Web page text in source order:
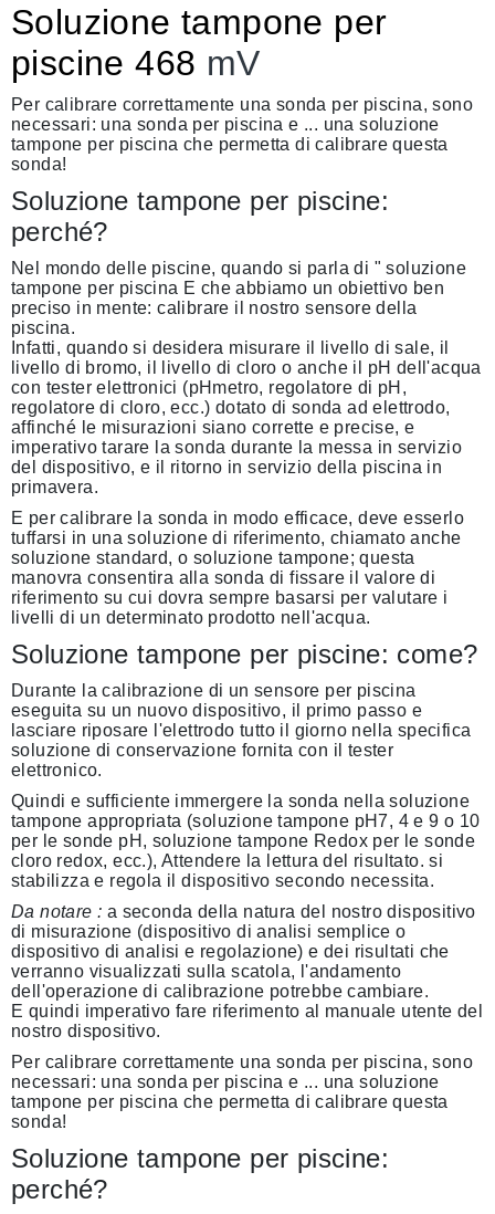
Soluzione tampone per
piscine 468 mV
Per calibrare correttamente una sonda per piscina, sono
necessari: una sonda per piscina e ... una soluzione
tampone per piscina che permetta di calibrare questa
sonda!
Soluzione tampone per piscine:
perché?
Nel mondo delle piscine, quando si parla di "soluzione
tampone per piscina E che abbiamo un obiettivo ben
preciso in mente: calibrare il nostro sensore della
piscina.
Infatti, quando si desidera misurare il livello di sale, il
livello di bromo, il livello di cloro o anche il pH dell'acqua
con tester elettronici (pHmetro, regolatore di pH,
regolatore di cloro, ecc.) dotato di sonda ad elettrodo,
affinché le misurazioni siano corrette e precise, e
imperativo tarare la sonda durante la messa in servizio
del dispositivo, e il ritorno in servizio della piscina in
primavera.
E per calibrare la sonda in modo efficace, deve esserlo
tuffarsi in una soluzione di riferimento, chiamato anche
soluzione standard, o soluzione tampone; questa
manovra consentira alla sonda di fissare il valore di
riferimento su cui dovra sempre basarsi per valutare i
livelli di un determinato prodotto nell'acqua.
Soluzione tampone per piscine: come?
Durante la calibrazione di un sensore per piscina
eseguita su un nuovo dispositivo, il primo passo e
lasciare riposare l'elettrodo tutto il giorno nella specifica
soluzione di conservazione fornita con il tester
elettronico.
Quindi e sufficiente immergere la sonda nella soluzione
tampone appropriata (soluzione tampone pH7, 4 e 9 o 10
per le sonde pH, soluzione tampone Redox per le sonde
cloro redox, ecc.), Attendere la lettura del risultato. si
stabilizza e regola il dispositivo secondo necessita.
Da notare : a seconda della natura del nostro dispositivo
di misurazione (dispositivo di analisi semplice o
dispositivo di analisi e regolazione) e dei risultati che
verranno visualizzati sulla scatola, l'andamento
dell'operazione di calibrazione potrebbe cambiare.
E quindi imperativo fare riferimento al manuale utente del
nostro dispositivo.
Per calibrare correttamente una sonda per piscina, sono
necessari: una sonda per piscina e ... una soluzione
tampone per piscina che permetta di calibrare questa
sonda!
Soluzione tampone per piscine:
perché?